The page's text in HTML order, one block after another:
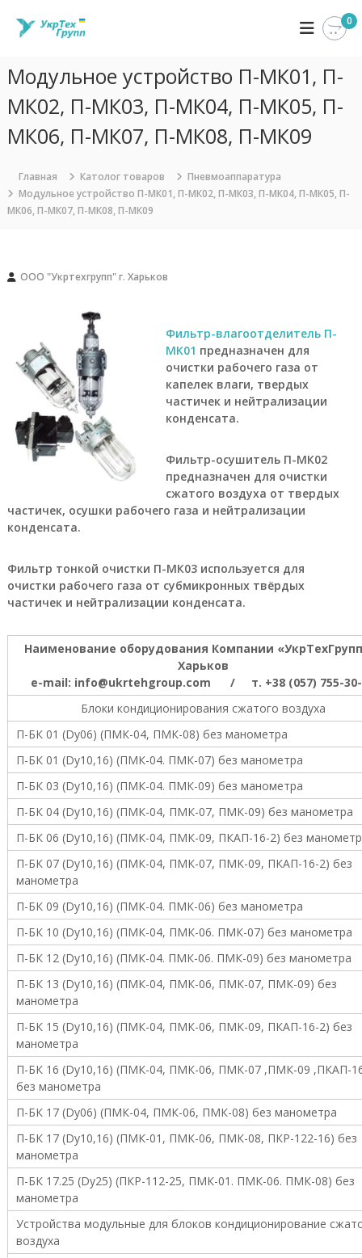
Т
е
Г
у
п
п
а
и
У
Т
е
х
п
м
а
е
с
я
п
р
я
м
с
п
е
е
н
е
м
п
р
о
и
з
в
о
д
с
т
в
е
н
ы
п
р
е
д
р
и
т
и
У
к
р
а
н
ы
О
с
0
Модульное устройство П-МК01, П-
МК02, П-МК03, П-МК04, П-МК05, П-
МК06, П-МК07, П-МК08, П-МК09
Главная Католог товаров
Пневмоаппаратура
Модульное устройство П-МК01, П-МК02, П-МК03, П-МК04, П-МК05, П-
МК06, П-МК07, П-МК08, П-МК09
ООО "Укртехгрупп" г. Харьков
Фильтр-влагоотделитель П-
МК01 предназначен для
очистки рабочего газа от
капелек влаги, твердых
частичек и нейтрализации
конденсата.
Фильтр-осушитель П-МК02
предназначен для очистки
сжатого воздуха от твердых
частичек, осушки рабочего газа и нейтрализации
конденсата.
Фильтр тонкой очистки П-МК03 используется для
очистки рабочего газа от субмикронных твёрдых
частичек и нейтрализации конденсата.
Наименование оборудования Компании
Харьков
e-mail: info@ukrtehgroup.com / т. +38 (057) 755-
Блоки кондиционирования сжатого воздуха
П-БК 01 (Dy06) (ПМК-04, ПМК-08) без манометра
П-БК 01 (Dy10,16) (ПМК-04. ПМК-07) без манометра
П-БК 03 (Dy10,16) (ПМК-04. ПМК-09) без манометра
П-БК 04 (Dy10,16) (ПМК-04, ПМК-07, ПМК-09) без манометра
П-БК 06 (Dy10,16) (ПМК-04, ПМК-09, ПКАП-16-2) без
П-БК 07 (Dy10,16) (ПМК-04, ПМК-07, ПМК-09, ПКАП-16-2) без
манометра
П-БК 09 (Dy10,16) (ПМК-04. ПМК-06) без манометра
П-БК 10 (Dy10,16) (ПМК-04, ПМК-06. ПМК-07) без манометра
П-БК 12 (Dy10,16) (ПМК-04. ПМК-06. ПМК-09) без манометра
П-БК 13 (Dy10,16) (ПМК-04, ПМК-06, ПМК-07, ПМК-09) без
манометра
П-БК 15 (Dy10,16) (ПМК-04, ПМК-06, ПМК-09, ПКАП-16-2) без
манометра
П-БК 16 (Dy10,16) (ПМК-04, ПМК-06, ПМК-07 ,ПМК-09 ,ПКАП-
без манометра
П-БК 17 (Dy06) (ПМК-04, ПМК-06, ПМК-08) без манометра
П-БК 17 (Dy10,16) (ПМК-01, ПМК-06, ПМК-08, ПКР-122-16) без
манометра
П-БК 17.25 (Dy25) (ПКР-112-25, ПМК-01. ПМК-06. ПМК-08) без
манометра
Устройства модульные для блоков кондиционирование
воздуха